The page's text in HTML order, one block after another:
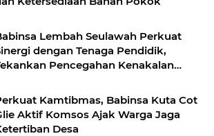
Lembah Seulawah Perkuat
dengan Tenaga Pendidik,
Pencegahan Kenakalan
Kamtibmas, Babinsa Kuta Cot
Aktif Komsos Ajak Warga Jaga
Desa